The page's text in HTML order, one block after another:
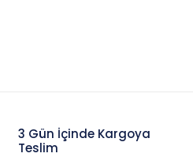
3 Gün İçinde Kargoya
Teslim